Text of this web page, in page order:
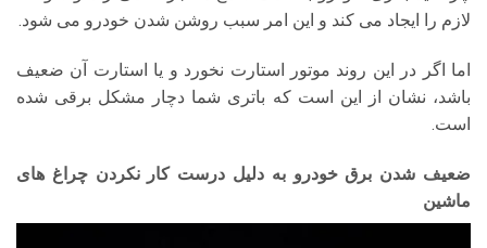
لازم را ایجاد می کند و این امر سبب روشن شدن خودرو می شود.
اما اگر در این روند موتور استارت نخورد و یا استارت آن ضعیف
باشد، نشان از این است که باتری شما دچار مشکل برقی شده
است.
ضعیف شدن برق خودرو به دلیل درست کار نکردن چراغ های
ماشین